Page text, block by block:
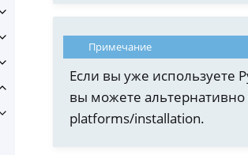
Toggle navigation of NetHSM
Toggle navigation of NitroWall
Toggle navigation of NitroWall NW750
Toggle navigation of Программное
Toggle navigation of Nitrokey App 2
Примечание
Если вы уже используете
вы можете
platforms/installation.